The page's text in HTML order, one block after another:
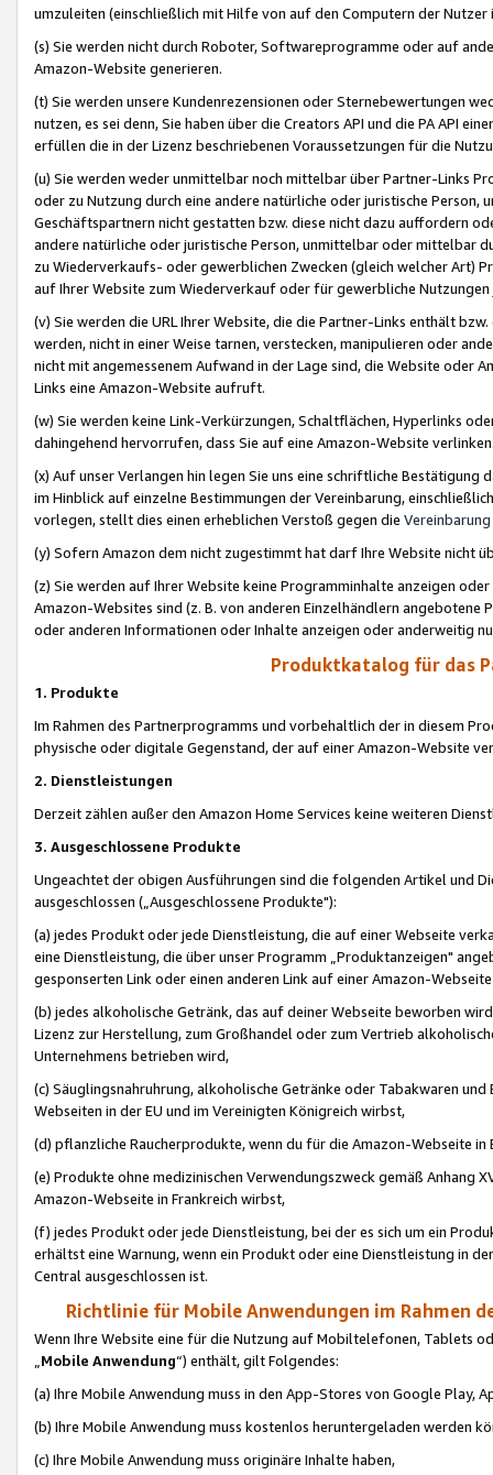
umzuleiten (einschließlich mit Hilfe von auf den Computern der
(s) Sie werden nicht durch Roboter, Softwareprogramme oder auf
Amazon-Website generieren.
(t) Sie werden unsere Kundenrezensionen oder Sternebewertungen
nutzen, es sei denn, Sie haben über die Creators API und die PA API
erfüllen die in der Lizenz beschriebenen Voraussetzungen für die
(u) Sie werden weder unmittelbar noch mittelbar über Partner-Links
oder zu Nutzung durch eine andere natürliche oder juristische
Geschäftspartnern nicht gestatten bzw. diese nicht dazu auffordern
andere natürliche oder juristische Person, unmittelbar oder mittelbar
zu Wiederverkaufs- oder gewerblichen Zwecken (gleich welcher Art)
auf Ihrer Website zum Wiederverkauf oder für gewerbliche
(v) Sie werden die URL Ihrer Website, die die Partner-Links enthält
werden, nicht in einer Weise tarnen, verstecken, manipulieren oder
nicht mit angemessenem Aufwand in der Lage sind, die Website oder
Links eine Amazon-Website aufruft.
(w) Sie werden keine Link-Verkürzungen, Schaltflächen, Hyperlinks
dahingehend hervorrufen, dass Sie auf eine Amazon-Website
(x) Auf unser Verlangen hin legen Sie uns eine schriftliche
im Hinblick auf einzelne Bestimmungen der Vereinbarung,
vorlegen, stellt dies einen erheblichen Verstoß gegen die Vereinbarung
(y) Sofern Amazon dem nicht zugestimmt hat darf Ihre Website nicht
(z) Sie werden auf Ihrer Website keine Programminhalte anzeigen
Amazon-Websites sind (z. B. von anderen Einzelhändlern
oder anderen Informationen oder Inhalte anzeigen oder anderweitig
Produktkatalog für das
1. Produkte
Im Rahmen des Partnerprogramms und vorbehaltlich der in diesem
physische oder digitale Gegenstand, der auf einer Amazon-Website
2. Dienstleistungen
Derzeit zählen außer den Amazon Home Services keine weiteren
3. Ausgeschlossene Produkte
Ungeachtet der obigen Ausführungen sind die folgenden Artikel und
ausgeschlossen („Ausgeschlossene Produkte"):
(a) jedes Produkt oder jede Dienstleistung, die auf einer Webseite
eine Dienstleistung, die über unser Programm „Produktanzeigen"
gesponserten Link oder einen anderen Link auf einer Amazon-
(b) jedes alkoholische Getränk, das auf deiner Webseite beworben
Lizenz zur Herstellung, zum Großhandel oder zum Vertrieb
Unternehmens betrieben wird,
(c) Säuglingsnahruhrung, alkoholische Getränke oder Tabakwaren
Webseiten in der EU und im Vereinigten Königreich wirbst,
(d) pflanzliche Raucherprodukte, wenn du für die Amazon-Webseite in
(e) Produkte ohne medizinischen Verwendungszweck gemäß Anhang
Amazon-Webseite in Frankreich wirbst,
(f) jedes Produkt oder jede Dienstleistung, bei der es sich um ein
erhältst eine Warnung, wenn ein Produkt oder eine Dienstleistung in
Central ausgeschlossen ist.
Richtlinie für Mobile Anwendungen im Rahmen
Wenn Ihre Website eine für die Nutzung auf Mobiltelefonen, Tablets
„Mobile Anwendung“) enthält, gilt Folgendes:
(a) Ihre Mobile Anwendung muss in den App-Stores von Google Play,
(b) Ihre Mobile Anwendung muss kostenlos heruntergeladen werden
(c) Ihre Mobile Anwendung muss originäre Inhalte haben,